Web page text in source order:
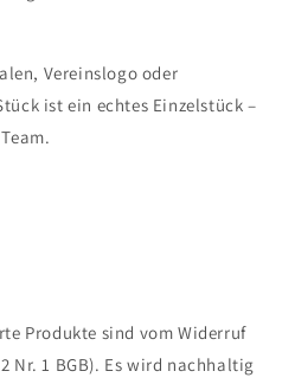
Vereinslogo oder
ist ein echtes Einzelstück –
Produkte sind vom Widerruf
Nr. 1 BGB). Es wird nachhaltig